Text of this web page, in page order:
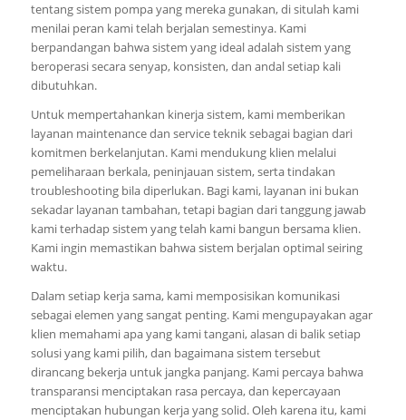
tentang sistem pompa yang mereka gunakan, di situlah kami
menilai peran kami telah berjalan semestinya. Kami
berpandangan bahwa sistem yang ideal adalah sistem yang
beroperasi secara senyap, konsisten, dan andal setiap kali
dibutuhkan.
Untuk mempertahankan kinerja sistem, kami memberikan
layanan maintenance dan service teknik sebagai bagian dari
komitmen berkelanjutan. Kami mendukung klien melalui
pemeliharaan berkala, peninjauan sistem, serta tindakan
troubleshooting bila diperlukan. Bagi kami, layanan ini bukan
sekadar layanan tambahan, tetapi bagian dari tanggung jawab
kami terhadap sistem yang telah kami bangun bersama klien.
Kami ingin memastikan bahwa sistem berjalan optimal seiring
waktu.
Dalam setiap kerja sama, kami memposisikan komunikasi
sebagai elemen yang sangat penting. Kami mengupayakan agar
klien memahami apa yang kami tangani, alasan di balik setiap
solusi yang kami pilih, dan bagaimana sistem tersebut
dirancang bekerja untuk jangka panjang. Kami percaya bahwa
transparansi menciptakan rasa percaya, dan kepercayaan
menciptakan hubungan kerja yang solid. Oleh karena itu, kami